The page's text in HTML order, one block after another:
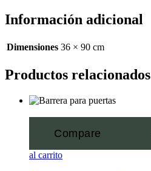
Información adicional
Dimensiones 36 × 90 cm
Productos relacionados
Compare
al carrito